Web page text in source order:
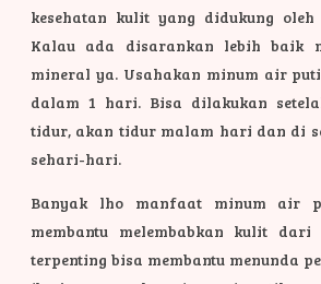
kesehatan kulit yang didukung
Kalau ada disarankan lebih baik
mineral ya. Usahakan minum air
dalam 1 hari. Bisa dilakukan
tidur, akan tidur malam hari dan di
sehari-hari.
Banyak lho manfaat minum air
membantu melembabkan kulit
terpenting bisa membantu menunda